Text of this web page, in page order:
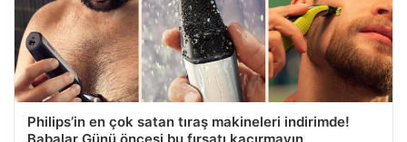
Philips’in en çok satan tıraş makineleri indirimde!